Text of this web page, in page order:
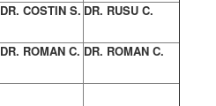
DR. COSTIN S. DR. RUSU C.
DR. ROMAN C. DR. ROMAN C.